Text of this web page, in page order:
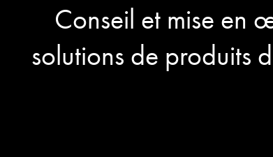
Conseil et mise en
solutions de produits